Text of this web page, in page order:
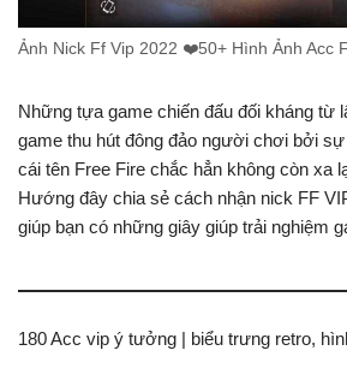
Ảnh Nick Ff Vip 2022 ❤️️50+ Hình Ảnh Acc
Những tựa game chiến đấu đối kháng từ
game thu hút đông đảo người chơi bởi
cái tên Free Fire chắc hẳn không còn xa
Hướng đây chia sẻ cách nhận nick FF
giúp bạn có những giây giúp trải nghiệm
180 Acc vip ý tưởng | biểu trưng retro,